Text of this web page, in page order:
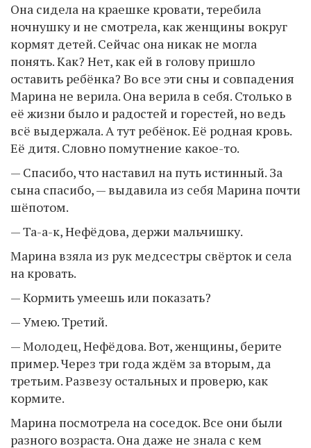
Она сидела на краешке кровати, теребила
ночнушку и не смотрела, как женщины вокруг
кормят детей. Сейчас она никак не могла
понять. Как? Нет, как ей в голову пришло
оставить ребёнка? Во все эти сны и совпадения
Марина не верила. Она верила в себя. Столько в
её жизни было и радостей и горестей, но ведь
всё выдержала. А тут ребёнок. Её родная кровь.
Её дитя. Словно помутнение какое-то.
— Спасибо, что наставил на путь истинный. За
сына спасибо, — выдавила из себя Марина почти
шёпотом.
— Та-а-к, Нефёдова, держи мальчишку.
Марина взяла из рук медсестры свёрток и села
на кровать.
— Кормить умеешь или показать?
— Умею. Третий.
— Молодец, Нефёдова. Вот, женщины, берите
пример. Через три года ждём за вторым, да
третьим. Развезу остальных и проверю, как
кормите.
Марина посмотрела на соседок. Все они были
разного возраста. Она даже не знала с кем